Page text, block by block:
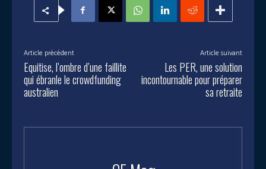
Article précédent
Equitise, l’ombre d’une faillite
qui ébranle le crowdfunding
australien
Article suivant
Les PER, une solution
incontournable pour préparer
sa retraite